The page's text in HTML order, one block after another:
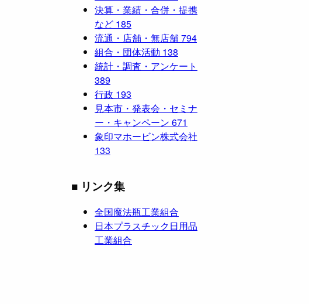
決算・業績・合併・提携
など 185
流通・店舗・無店舗794
組合・団体活動 138
統計・調査・アンケート
389
行政 193
見本市・発表会・セミナ
ー・キャンペーン 671
象印マホービン株式会社
133
■ リンク集
全国魔法瓶工業組合
日本プラスチック日用品
工業組合